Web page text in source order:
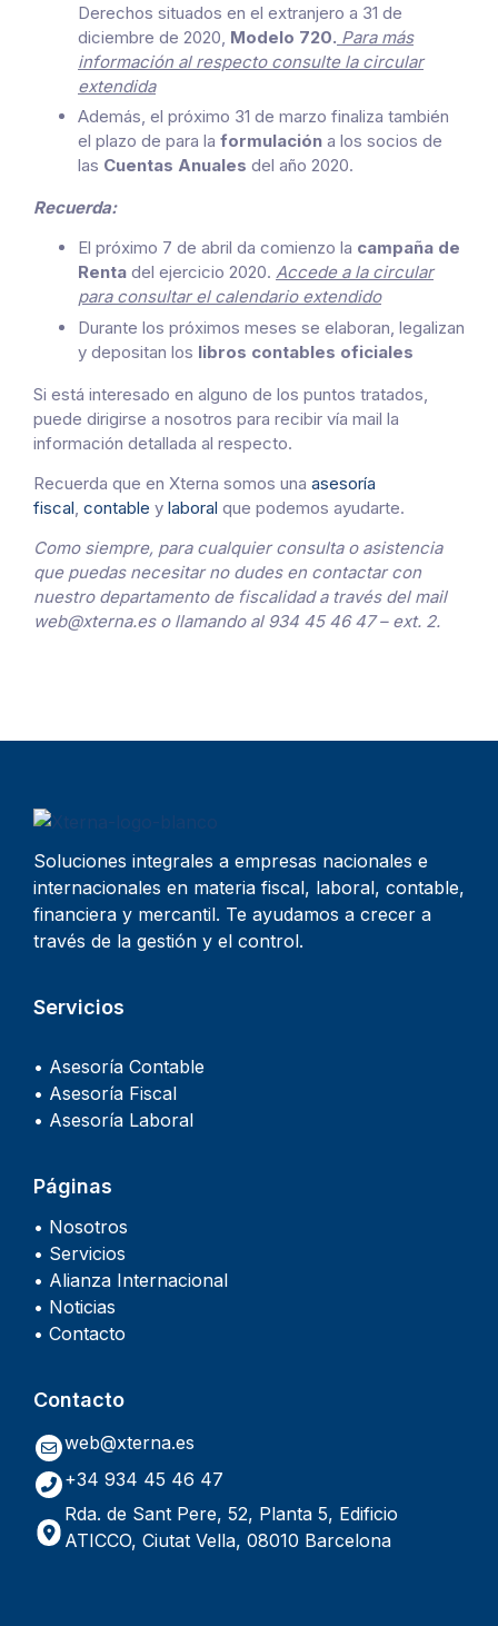
Derechos situados en el extranjero a 31 de
diciembre de 2020, Modelo 720. Para más
información al respecto consulte la circular
extendida
Además, el próximo 31 de marzo finaliza también
el plazo de para la formulación a los socios de
las Cuentas Anuales del año 2020.
Recuerda:
El próximo 7 de abril da comienzo la campaña de
Renta del ejercicio 2020. Accede a la circular
para consultar el calendario extendido
Durante los próximos meses se elaboran, legalizan
y depositan los libros contables oficiales
Si está interesado en alguno de los puntos tratados,
puede dirigirse a nosotros para recibir vía mail la
información detallada al respecto.
Recuerda que en Xterna somos una asesoría
fiscal contable y laboral que podemos ayudarte.
Como siempre, para cualquier consulta o asistencia
que puedas necesitar no dudes en contactar con
nuestro departamento de fiscalidad a través del mail
web@xterna.es o llamando al 934 45 46 47 – ext. 2.
Soluciones integrales a empresas nacionales e
internacionales en materia fiscal, laboral, contable,
financiera y mercantil. Te ayudamos a crecer a
través de la gestión y el control.
Servicios
• Asesoría Contable
• Asesoría Fiscal
• Asesoría Laboral
Páginas
• Nosotros
• Servicios
• Alianza Internacional
• Noticias
• Contacto
Contacto
web@xterna.es
+34 934 45 46 47
Rda. de Sant Pere, 52, Planta 5, Edificio
ATICCO, Ciutat Vella, 08010 Barcelona